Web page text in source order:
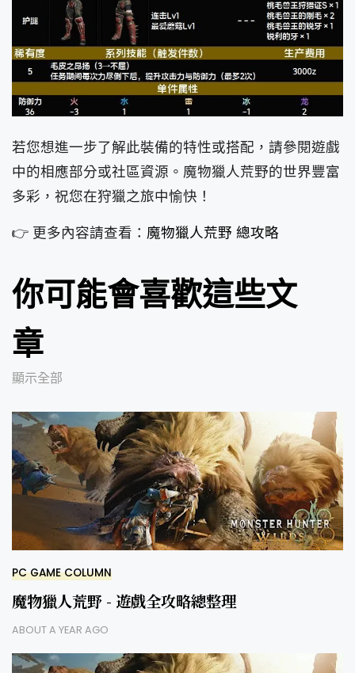
若您想進一步了解此裝備的特性或搭配，請參閱遊戲
中的相應部分或社區資源。魔物獵人荒野的世界豐富
多彩，祝您在狩獵之旅中愉快！
👉 更多內容請查看： 魔物獵人荒野 總攻略
你可能會喜歡這些文
章
顯示全部
PC GAME COLUMN
魔物獵人荒野 - 遊戲全攻略總整理
ABOUT A YEAR AGO